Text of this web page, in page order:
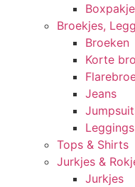
Broekjes,
Broeken
Korte
Jeans
Leggings
Tops & Shirts
Jurkjes &
Jurkjes